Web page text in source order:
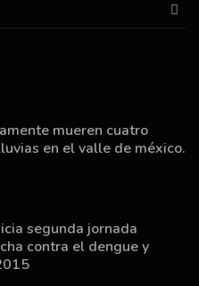
mueren cuatro
en el valle de méxico.
segunda jornada
contra el dengue y